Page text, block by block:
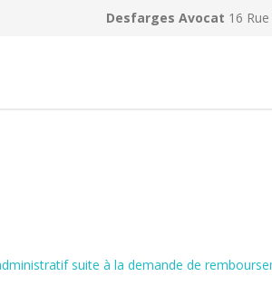
Desfarges Avocat 16
suite à la demande de